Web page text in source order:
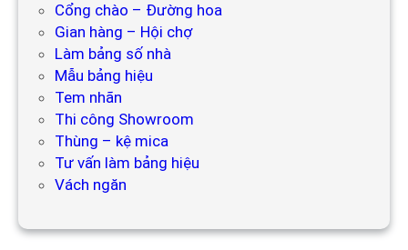
Cổng chào – Đường hoa
Gian hàng – Hội chợ
Làm bảng số nhà
Mẫu bảng hiệu
Tem nhãn
Thi công Showroom
Thùng – kệ mica
Tư vấn làm bảng hiệu
Vách ngăn